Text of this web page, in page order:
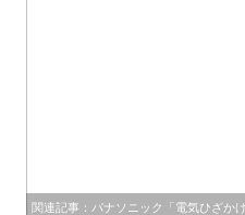
関連記事：パナソニック「電気ひざか